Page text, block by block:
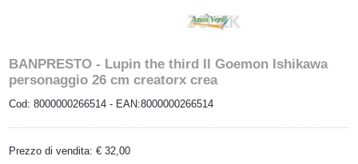
BANPRESTO - Lupin the third II Goemon Ishikawa
personaggio 26 cm creatorx crea
Cod: 8000000266514 - EAN:8000000266514
Prezzo di vendita: € 32,00